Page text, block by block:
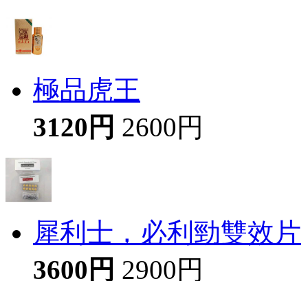
極品虎王
3120円 2600円
犀利士，必利勁雙效片
3600円 2900円